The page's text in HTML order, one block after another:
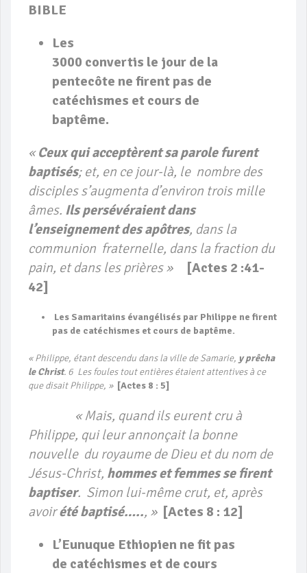
BIBLE
Les
3000 convertis le jour de la
pentecôte ne firent pas de
catéchismes et cours de
baptême.
«Ceux qui acceptèrent sa parole furent
baptisés; et, en ce jour-là, le nombre des
disciples s’augmenta d’environ trois mille
âmes. Ils persévéraient dans
l’enseignement des apôtres, dans la
communion fraternelle, dans la fraction du
pain, et dans les prières »[Actes 2 :41-
42]
Les Samaritains évangélisés par Philippe ne firent
pas de catéchismes et cours de baptême.
« Philippe, étant descendu dans la ville de Samarie, y prêcha
le Christ. 6 Les foules tout entières étaient attentives à ce
que disait Philippe, » [Actes 8 : 5]
« Mais, quand ils eurent cru à
Philippe, qui leur annonçait la bonne
nouvelle du royaume de Dieu et du nom de
Jésus-Christ, hommes et femmes se firent
baptiser. Simon lui-même crut, et, après
avoirété baptisé….., » [Actes 8 : 12]
L’Eunuque Ethiopien ne fit pas
de catéchismes et de cours